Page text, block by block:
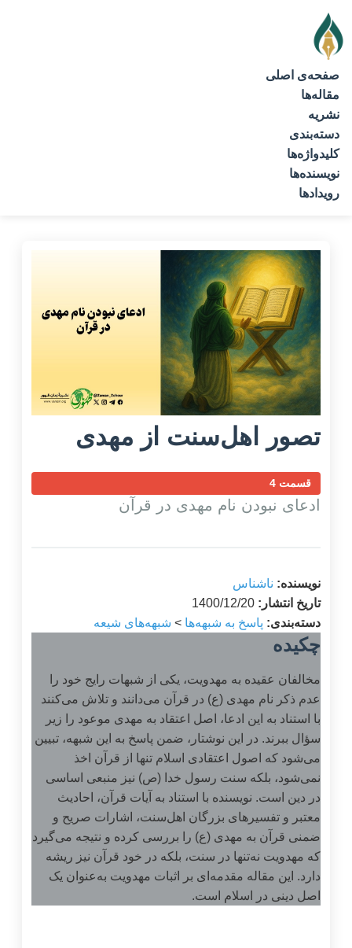
صفحه‌ی اصلی
مقاله‌ها
نشریه
دسته‌بندی
کلیدواژه‌ها
نویسنده‌ها
رویدادها
تصور اهل‌سنت از مهدی
قسمت 4
ادعای نبودن نام مهدی در قرآن
نویسنده: ناشناس
تاریخ انتشار: 1400/12/20
دسته‌بندی: پاسخ به شبهه‌ها > شبهه‌های شیعه
چکیده
مخالفان عقیده به مهدویت، یکی از شبهات رایج خود را
عدم ذکر نام مهدی (ع) در قرآن می‌دانند و تلاش می‌کنند
با استناد به این ادعا، اصل اعتقاد به مهدی موعود را زیر
سؤال ببرند. در این نوشتار، ضمن پاسخ به این شبهه، تبیین
می‌شود که اصول اعتقادی اسلام تنها از قرآن اخذ
نمی‌شود، بلکه سنت رسول خدا (ص) نیز منبعی اساسی
در دین است. نویسنده با استناد به آیات قرآن، احادیث
معتبر و تفسیرهای بزرگان اهل‌سنت، اشارات صریح و
ضمنی قرآن به مهدی (ع) را بررسی کرده و نتیجه می‌گیرد
که مهدویت نه‌تنها در سنت، بلکه در خود قرآن نیز ریشه
دارد. این مقاله مقدمه‌ای بر اثبات مهدویت به‌عنوان یک
اصل دینی در اسلام است.